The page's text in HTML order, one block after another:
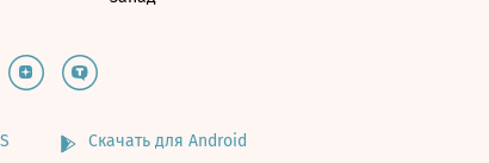
Скачать для Android